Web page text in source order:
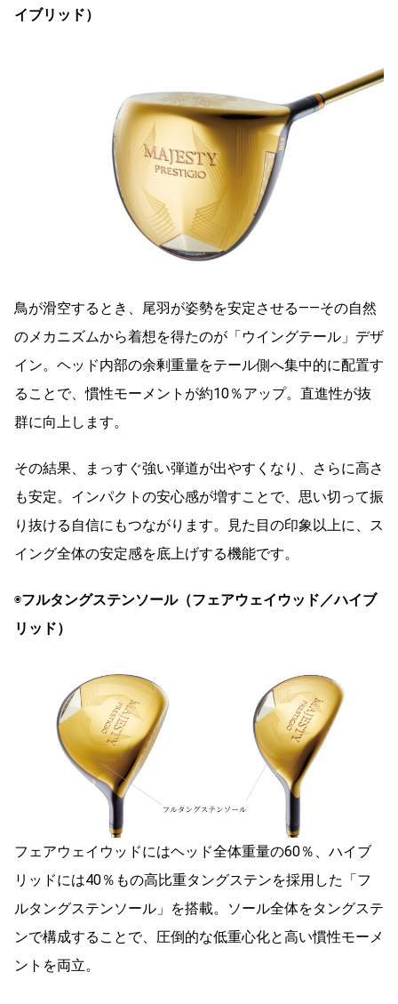
イブリッド）
鳥が滑空するとき、尾羽が姿勢を安定させる――その自然
のメカニズムから着想を得たのが「ウイングテール」デザ
イン。ヘッド内部の余剰重量をテール側へ集中的に配置す
ることで、慣性モーメントが約10％アップ。直進性が抜
群に向上します。
その結果、まっすぐ強い弾道が出やすくなり、さらに高さ
も安定。インパクトの安心感が増すことで、思い切って振
り抜ける自信にもつながります。見た目の印象以上に、ス
イング全体の安定感を底上げする機能です。
◉フルタングステンソール（フェアウェイウッド／ハイブ
リッド）
フェアウェイウッドにはヘッド全体重量の60％、ハイブ
リッドには40％もの高比重タングステンを採用した「フ
ルタングステンソール」を搭載。ソール全体をタングステ
ンで構成することで、圧倒的な低重心化と高い慣性モーメ
ントを両立。